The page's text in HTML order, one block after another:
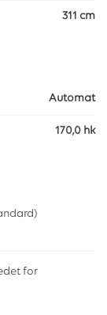
311 cm
Automat
170,0 hk
for